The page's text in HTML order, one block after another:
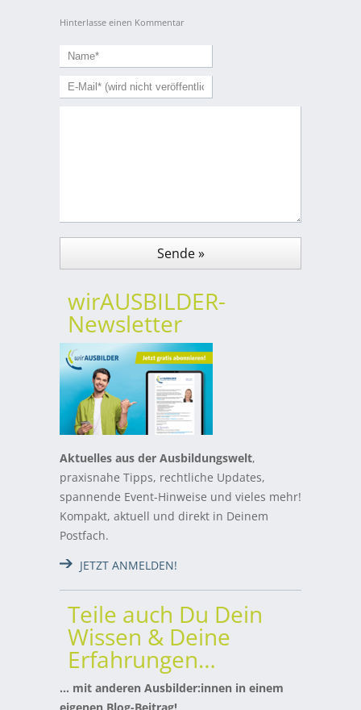
Hinterlasse einen Kommentar
wirAUSBILDER-
Newsletter
Aktuelles aus der Ausbildungswelt,
praxisnahe Tipps, rechtliche Updates,
spannende Event-Hinweise und vieles mehr!
Kompakt, aktuell und direkt in Deinem
Postfach.
JETZT ANMELDEN!
Teile auch Du Dein
Wissen & Deine
Erfahrungen…
… mit anderen Ausbilder:innen in einem